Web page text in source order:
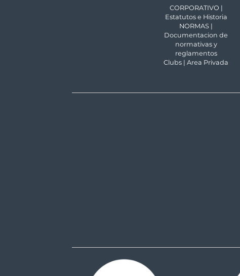
CORPORATIVO |
Estatutos e Historia
NORMAS |
Documentacion de
normativas y
reglamentos
Clubs | Area Privada